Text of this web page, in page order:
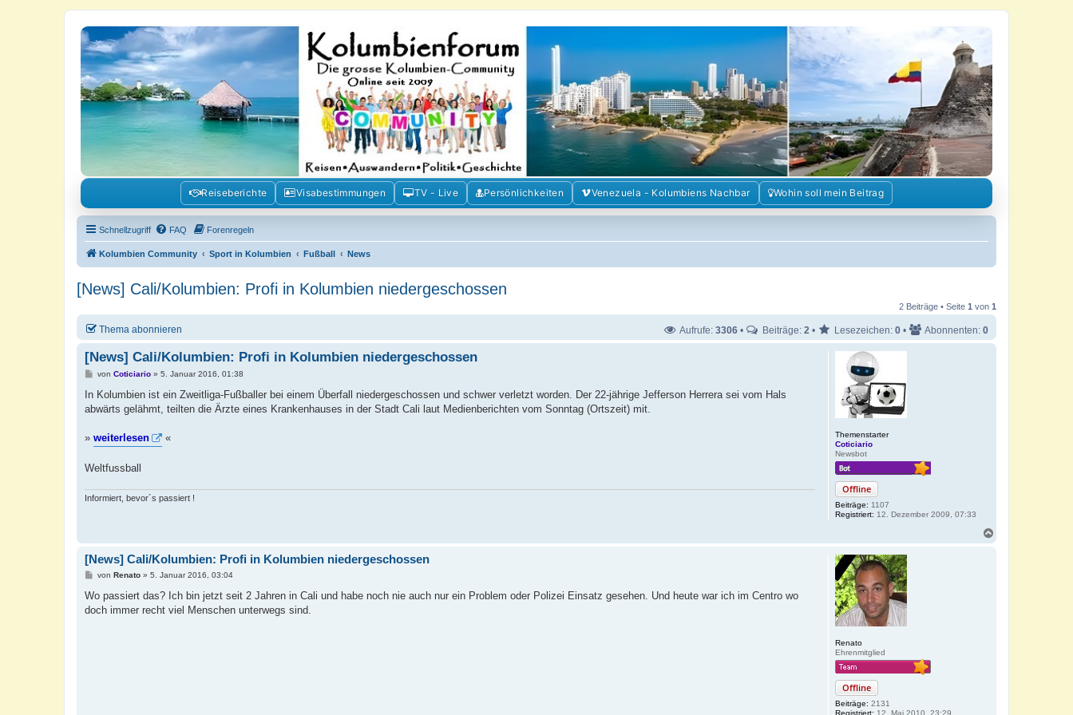
Kolumbienforum - Das grosse Forum der Freunde Kolumbiens
Reisen, Auswandern, Kultur, Politik, Geschichte und Visum in Kolumbien und Venezuela. Austausch, Erfahrungen und Gemeinschaft im Kolumbienforum
Reiseberichte Visabestimmungen TV - Live Persönlichkeiten Venezuela - Kolumbiens Nachbar Wohin soll mein Beitrag
Schnellzugriff FAQ Forenregeln
Kolumbien Community Sport in Kolumbien Fußball News
[News] Cali/Kolumbien: Profi in Kolumbien niedergeschossen
2 Beiträge • Seite 1 von 1
Thema abonnieren Aufrufe: 3306 • Beiträge: 2 • Lesezeichen: 0 • Abonnenten: 0
Themenstarter
Coticiario
Newsbot
Offline
Beiträge: 1107
Registriert: 12. Dezember 2009, 07:33
[News] Cali/Kolumbien: Profi in Kolumbien niedergeschossen
B
r
von Coticiario» 5. Januar 2016, 01:38
In Kolumbien ist ein Zweitliga-Fußballer bei einem Überfall niedergeschossen und schwer verletzt worden. Der 22-jährige Jefferson Herrera sei vom Hals
abwärts gelähmt, teilten die Ärzte eines Krankenhauses in der Stadt Cali laut Medienberichten vom Sonntag (Ortszeit) mit.
» weiterlesen «
Weltfussball
Informiert, bevor´s passiert !
Renato
Ehrenmitglied
Offline
Beiträge: 2131
Registriert: 12. Mai 2010, 23:29
[News] Cali/Kolumbien: Profi in Kolumbien niedergeschossen
B
i
r
von Renato» 5. Januar 2016, 03:04
Wo passiert das? Ich bin jetzt seit 2 Jahren in Cali und habe noch nie auch nur ein Problem oder Polizei Einsatz gesehen. Und heute war ich im Centro wo
doch immer recht viel Menschen unterwegs sind.